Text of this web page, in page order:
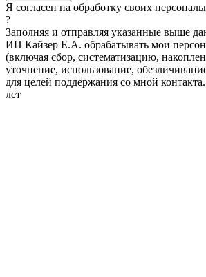
Я согласен на обработку своих
?
Заполняя и отправляя указанные выше
ИП Кайзер Е.А. обрабатывать мои
(включая сбор, систематизацию,
уточнение, использование,
для целей поддержания со мной
лет